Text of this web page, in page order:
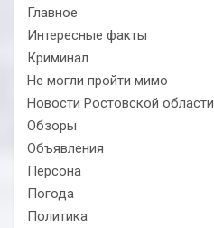
Главное
Интересные факты
Криминал
Не могли пройти мимо
Новости Ростовской области
Обзоры
Объявления
Персона
Погода
Политика